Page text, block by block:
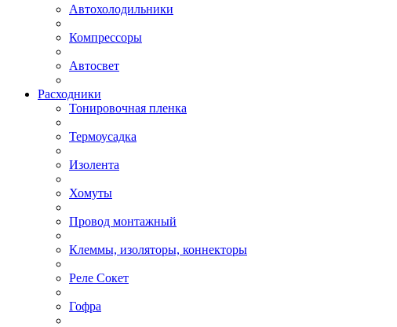
Автохолодильники
Компрессоры
Автосвет
Расходники
Тонировочная пленка
Термоусадка
Изолента
Хомуты
Провод монтажный
Клеммы, изоляторы, коннекторы
Реле Сокет
Гофра